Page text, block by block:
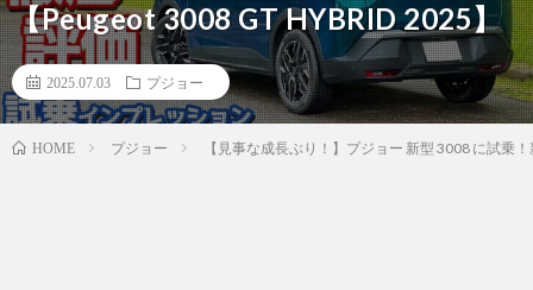
【Peugeot 3008 GT HYBRID 2025】
2025.07.03 プジョー
HOME プジョー 【見事な成長ぶり！】プジョー 新型 3008 に試乗